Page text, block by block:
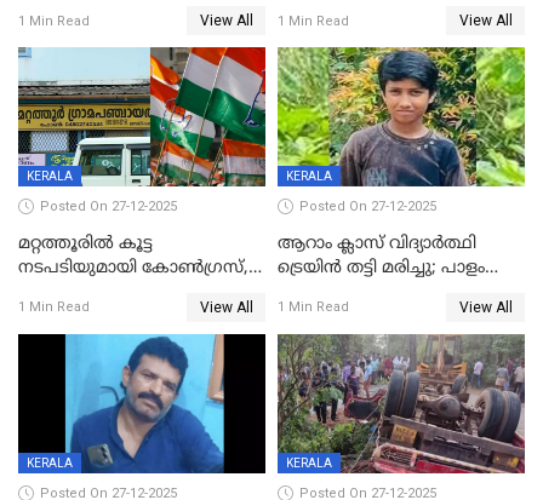
മാനസികപീഡനമെന്ന് കുറിപ്പ്
1 Min Read View All
സുഹൃത്തും പൊലീസ്
കസ്റ്റഡിയിൽ
1 Min Read View All
KERALA
Posted On 27-12-2025
മറ്റത്തൂരിൽ കൂട്ട
നടപടിയുമായി കോണ്‍ഗ്രസ്,
എട്ട് പേര്‍ ഉള്‍പ്പെടെ
പത്തുപേരെ പുറത്താക്കി,
ചൊവ്വന്നൂരിലും നടപടി
1 Min Read View All
KERALA
Posted On 27-12-2025
ആറാം ക്ലാസ് വിദ്യാർത്ഥി
ട്രെയിൻ തട്ടി മരിച്ചു; പാളം
അപകടം മലപ്പുറത്ത്
1 Min Read View All
KERALA
Posted On 27-12-2025
KERALA
Posted On 27-12-2025